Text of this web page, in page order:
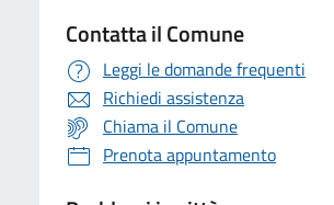
Contatta il Comune
Leggi le domande frequenti
Richiedi assistenza
Chiama il Comune
Prenota appuntamento